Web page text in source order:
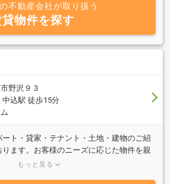
不動産会社が取り扱う
物件を探す
野沢９３
中込駅 徒歩15分
ト・貸家・テナント・土地・建物のご紹
ます。お客様のニーズに応じた物件を親
す。お気軽にお問い合わせ下さい。お待ち
もっと見る